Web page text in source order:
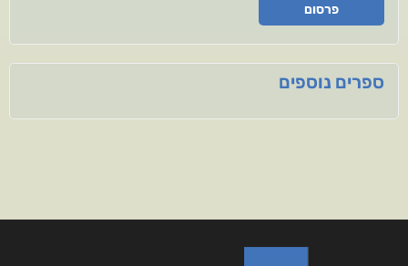
פרסום
ספרים נוספים